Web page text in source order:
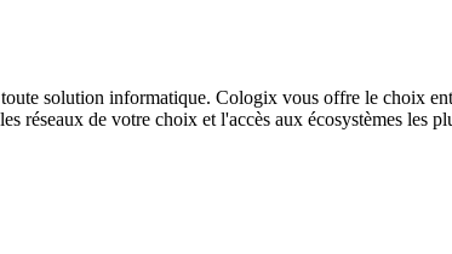
solution informatique. Cologix vous offre le choix
réseaux de votre choix et l'accès aux écosystèmes les